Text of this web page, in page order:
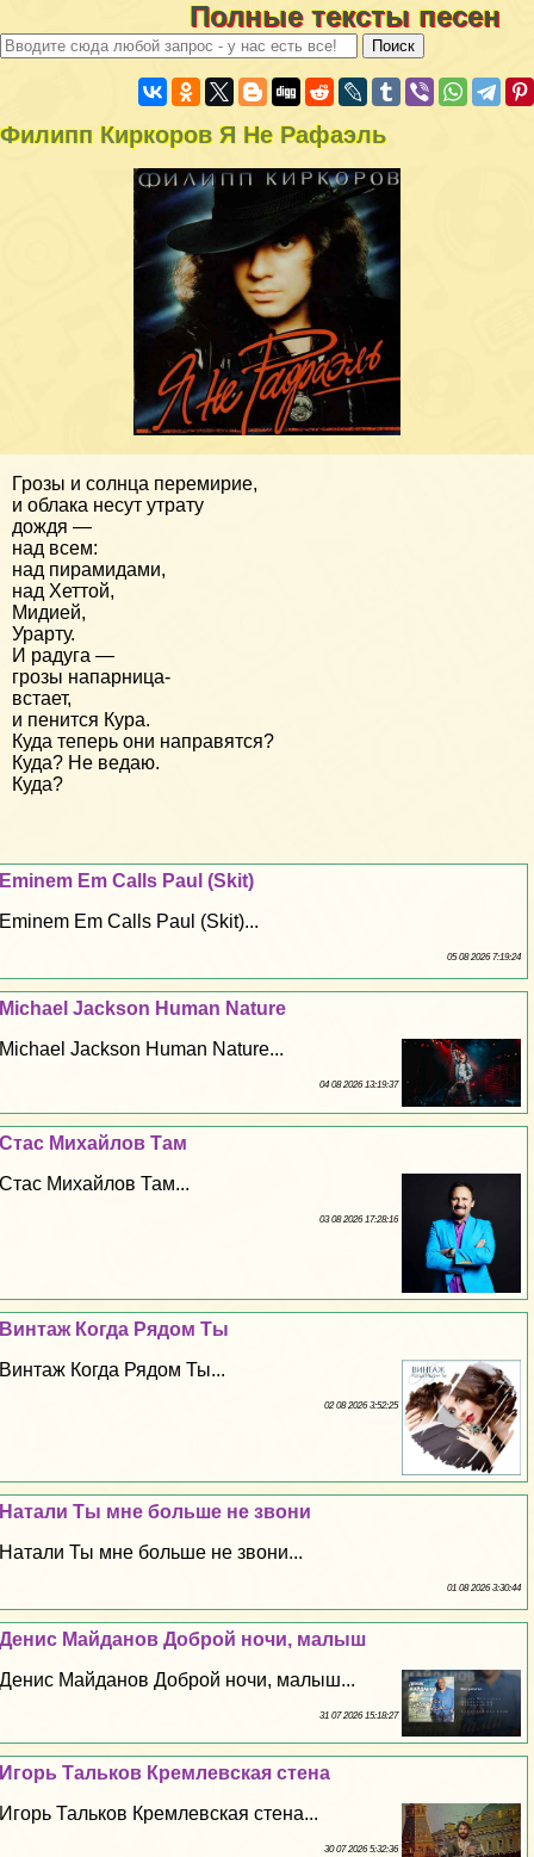
Полные тексты песен
Филипп Киркоров Я Не Рафаэль
Грозы и солнца перемирие,
и облака несут утрату
дождя —
над всем:
над пирамидами,
над Хеттой,
Мидией,
Урарту.
И радуга —
грозы напарница-
встает,
и пенится Кура.
Куда теперь они направятся?
Куда? Не ведаю.
Куда?
Eminem Em Calls Paul (Skit)
Eminem Em Calls Paul (Skit)...
05 08 2026 7:19:24
Michael Jackson Human Nature
Michael Jackson Human Nature...
04 08 2026 13:19:37
Стас Михайлов Там
Стас Михайлов Там...
03 08 2026 17:28:16
Винтаж Когда Рядом Ты
Винтаж Когда Рядом Ты...
02 08 2026 3:52:25
Натали Ты мне больше не звони
Натали Ты мне больше не звони...
01 08 2026 3:30:44
Денис Майданов Доброй ночи, малыш
Денис Майданов Доброй ночи, малыш...
31 07 2026 15:18:27
Игорь Тальков Кремлевская стена
Игорь Тальков Кремлевская стена...
30 07 2026 5:32:36